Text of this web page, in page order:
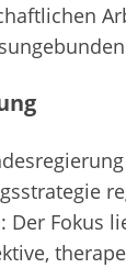
Der Fokus